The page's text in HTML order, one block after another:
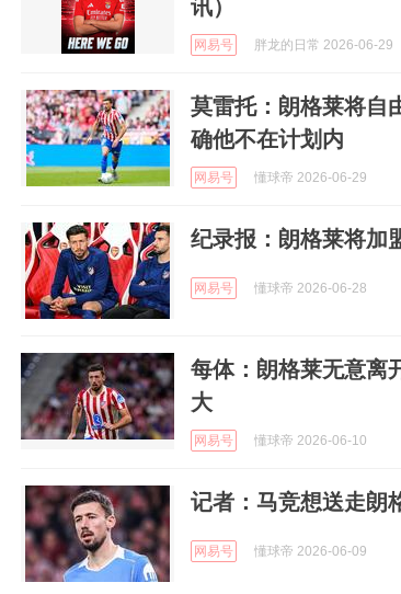
讯）
网易号 胖龙的日常 2026-06-29
莫雷托：朗格莱将自
确他不在计划内
网易号 懂球帝 2026-06-29
纪录报：朗格莱将加
网易号 懂球帝 2026-06-28
每体：朗格莱无意离
大
网易号 懂球帝 2026-06-10
记者：马竞想送走朗
网易号 懂球帝 2026-06-09